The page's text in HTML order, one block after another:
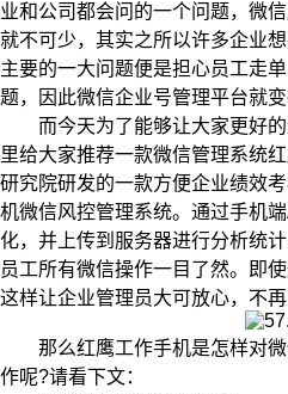
业和公司都会问的一个问题，微
就不可少，其实之所以许多企业
主要的一大问题便是担心员工走
题，因此微信企业号管理平台就变
而今天为了能够让大家更好的
里给大家推荐一款微信管理系统
研究院研发的一款方便企业绩效
机微信风控管理系统。通过手机
化，并上传到服务器进行分析统
员工所有微信操作一目了然。即
这样让企业管理员大可放心，不
那么红鹰工作手机是怎样对微
作呢?请看下文：